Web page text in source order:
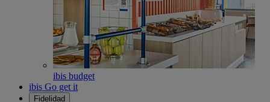
ibis budget
ibis Go get it
Fidelidad